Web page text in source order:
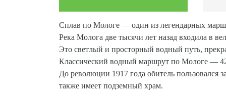
Сплав по Мологе — один из легендарных
Река Молога две тысячи лет назад входила в
Это светлый и просторный водный путь,
Классический водный маршрут по Мологе —
До революции 1917 года обитель
также имеет подземный храм.